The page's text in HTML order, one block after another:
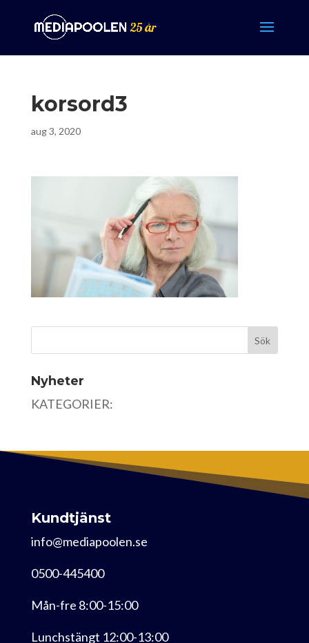
korsord3
aug 3, 2020
Nyheter
KATEGORIER:
Kundtjänst
info@mediapoolen.se
0500-445400
Mån-fre 8:00-15:00
Lunchstängt 12:00-13:00